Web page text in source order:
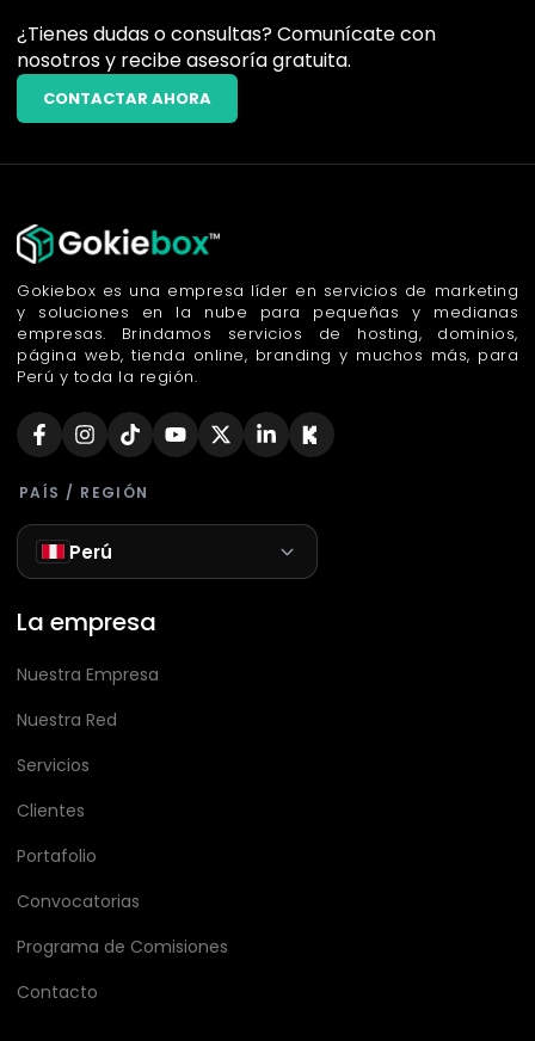
¿Tienes dudas o consultas? Comunícate con
nosotros y recibe asesoría gratuita.
CONTACTAR AHORA
Gokiebox es una empresa líder en servicios de marketing
y soluciones en la nube para pequeñas y medianas
empresas. Brindamos servicios de hosting, dominios,
página web, tienda online, branding y muchos más, para
Perú y toda la región.
PAÍS / REGIÓN
Perú
La empresa
Nuestra Empresa
Nuestra Red
Servicios
Clientes
Portafolio
Convocatorias
Programa de Comisiones
Contacto